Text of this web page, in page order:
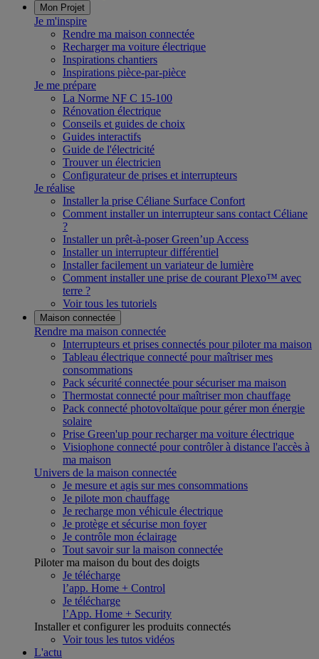
Mon Projet
Je m'inspire
Rendre ma maison connectée
Recharger ma voiture électrique
Inspirations chantiers
Inspirations pièce-par-pièce
Je me prépare
La Norme NF C 15-100
Rénovation électrique
Conseils et guides de choix
Guides interactifs
Guide de l'électricité
Trouver un électricien
Configurateur de prises et interrupteurs
Je réalise
Installer la prise Céliane Surface Confort
Comment installer un interrupteur sans contact Céliane
?
Installer un prêt-à-poser Green’up Access
Installer un interrupteur différentiel
Installer facilement un variateur de lumière
Comment installer une prise de courant Plexo™ avec
terre ?
Voir tous les tutoriels
Maison connectée
Rendre ma maison connectée
Interrupteurs et prises connectés pour piloter ma maison
Tableau électrique connecté pour maîtriser mes
consommations
Pack sécurité connectée pour sécuriser ma maison
Thermostat connecté pour maîtriser mon chauffage
Pack connecté photovoltaïque pour gérer mon énergie
solaire
Prise Green'up pour recharger ma voiture électrique
Visiophone connecté pour contrôler à distance l'accès à
ma maison
Univers de la maison connectée
Je mesure et agis sur mes consommations
Je pilote mon chauffage
Je recharge mon véhicule électrique
Je protège et sécurise mon foyer
Je contrôle mon éclairage
Tout savoir sur la maison connectée
Piloter ma maison du bout des doigts
Je télécharge
l’app. Home + Control
Je télécharge
l’App. Home + Security
Installer et configurer les produits connectés
Voir tous les tutos vidéos
L'actu